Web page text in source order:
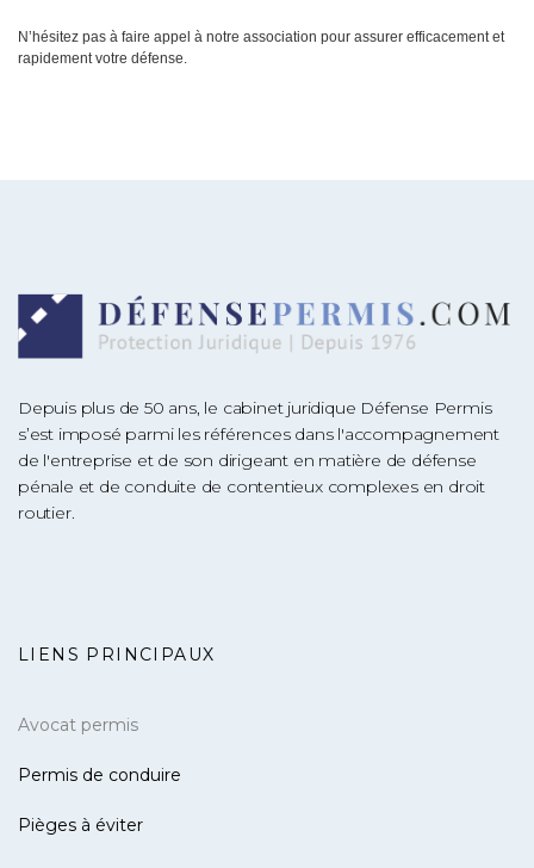
N’hésitez pas à faire appel à notre association pour assurer efficacement et
rapidement votre défense.
Depuis plus de 50 ans, le cabinet juridique Défense Permis
s’est imposé parmi les références dans l'accompagnement
de l'entreprise et de son dirigeant en matière de défense
pénale et de conduite de contentieux complexes en droit
routier.
LIENS PRINCIPAUX
Avocat permis
Permis de conduire
Pièges à éviter